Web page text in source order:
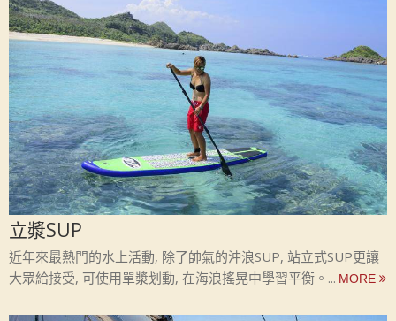
立漿SUP
近年來最熱門的水上活動, 除了帥氣的沖浪SUP, 站立式SUP更讓
大眾給接受, 可使用單漿划動, 在海浪搖晃中學習平衡。...